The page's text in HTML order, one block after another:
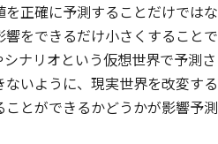
正確に予測することだけではな
をできるだけ小さくすることで
ナリオという仮想世界で予測さ
いように、現実世界を改変する
とができるかどうかが影響予測